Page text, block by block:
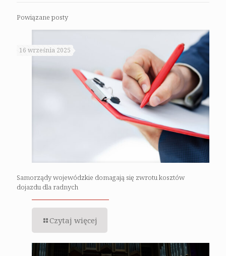
Powiązane posty
16 września 2025
Samorządy wojewódzkie domagają się zwrotu kosztów
dojazdu dla radnych
Czytaj więcej